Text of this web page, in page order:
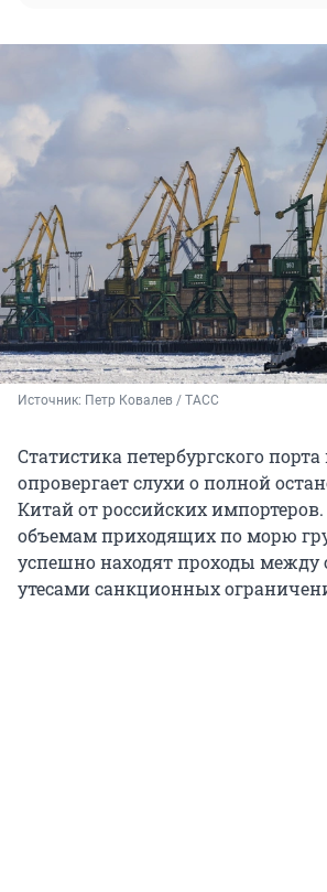
Источник: Петр Ковалев / ТАСС
Статистика петербургского
опровергает слухи о полной
Китай от российских
объемам приходящих по морю
успешно находят проходы между
утесами санкционных